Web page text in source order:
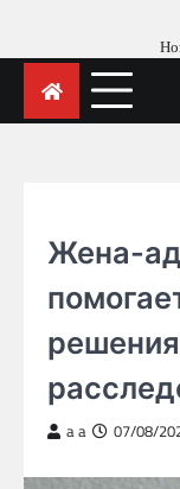
content
Жена-
a a 07/08/